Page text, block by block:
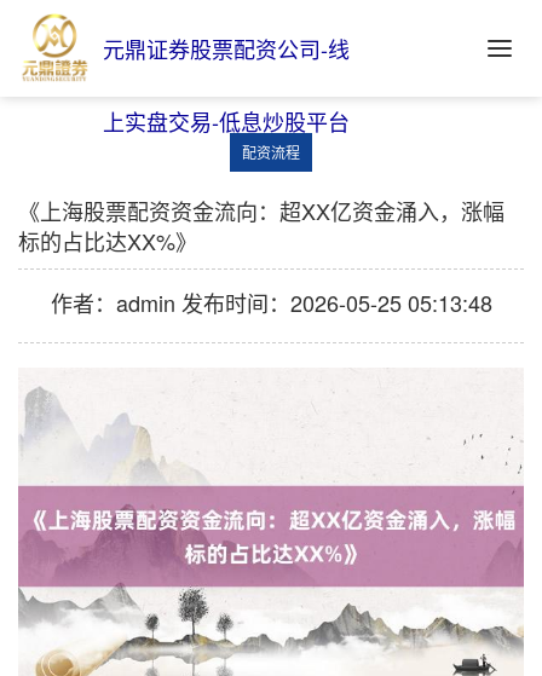
元鼎证券股票配资公司-线
上实盘交易-低息炒股平台
配资流程
《上海股票配资资金流向：超XX亿资金涌入，涨幅
标的占比达XX%》
作者：admin 发布时间：2026-05-25 05:13:48